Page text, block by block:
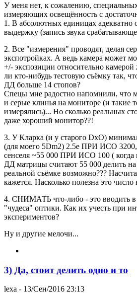
У меня нет, к сожалению,
измеряющих освещённость с
1. В абсолютных единицах адекватно
выдержку (запись звука
2. Все "измерения" проводят, делая
экспотройках. А ведь камера может
+/- экспозиции относительно
ли кто-нибудь тестовую съёмку так,
ДД больше 14 стопов?
Спецы мне радостно напомнили, что
и серые клинья на мониторе (и такие
измерялись)... Но сколько реальных
даже хороший монитор??!
3. У Кларка (и у старого DxO)
(для моего 5Dm2) 2.5е ПРИ ИСО
сенселя ~55 000 ПРИ ИСО 100 (
ДД матрицы считают 55 000 делить на
реальной съёмке возможно???
кажется. Насколько полезна это число
4. СНИМАТЬ что-либо - это вводить в
"чудеса" оптики. Как их учесть при
экспериментов?
Ну и другие мелочи...
3) Да, стоит делить одно и то
lexa - 13/Сен/2016 23:13